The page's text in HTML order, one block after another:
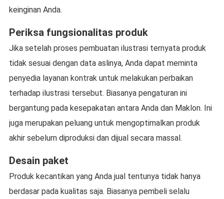
keinginan Anda.
Periksa fungsionalitas produk
Jika setelah proses pembuatan ilustrasi ternyata produk
tidak sesuai dengan data aslinya, Anda dapat meminta
penyedia layanan kontrak untuk melakukan perbaikan
terhadap ilustrasi tersebut. Biasanya pengaturan ini
bergantung pada kesepakatan antara Anda dan Maklon. Ini
juga merupakan peluang untuk mengoptimalkan produk
akhir sebelum diproduksi dan dijual secara massal.
Desain paket
Produk kecantikan yang Anda jual tentunya tidak hanya
berdasar pada kualitas saja. Biasanya pembeli selalu